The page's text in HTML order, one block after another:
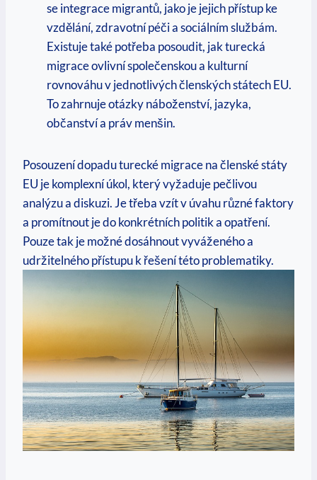
se integrace migrantů, jako je jejich přístup ke
vzdělání, zdravotní péči a sociálním službám.
Existuje také potřeba posoudit, jak turecká
migrace ovlivní společenskou a kulturní
rovnováhu v jednotlivých členských státech EU.
To zahrnuje otázky náboženství, jazyka,
občanství a práv menšin.
Posouzení dopadu turecké migrace na členské státy
EU je komplexní úkol, který vyžaduje pečlivou
analýzu a diskuzi. Je třeba vzít v úvahu různé faktory
a promítnout je do konkrétních politik a opatření.
Pouze tak je možné dosáhnout vyváženého a
udržitelného přístupu k řešení této problematiky.